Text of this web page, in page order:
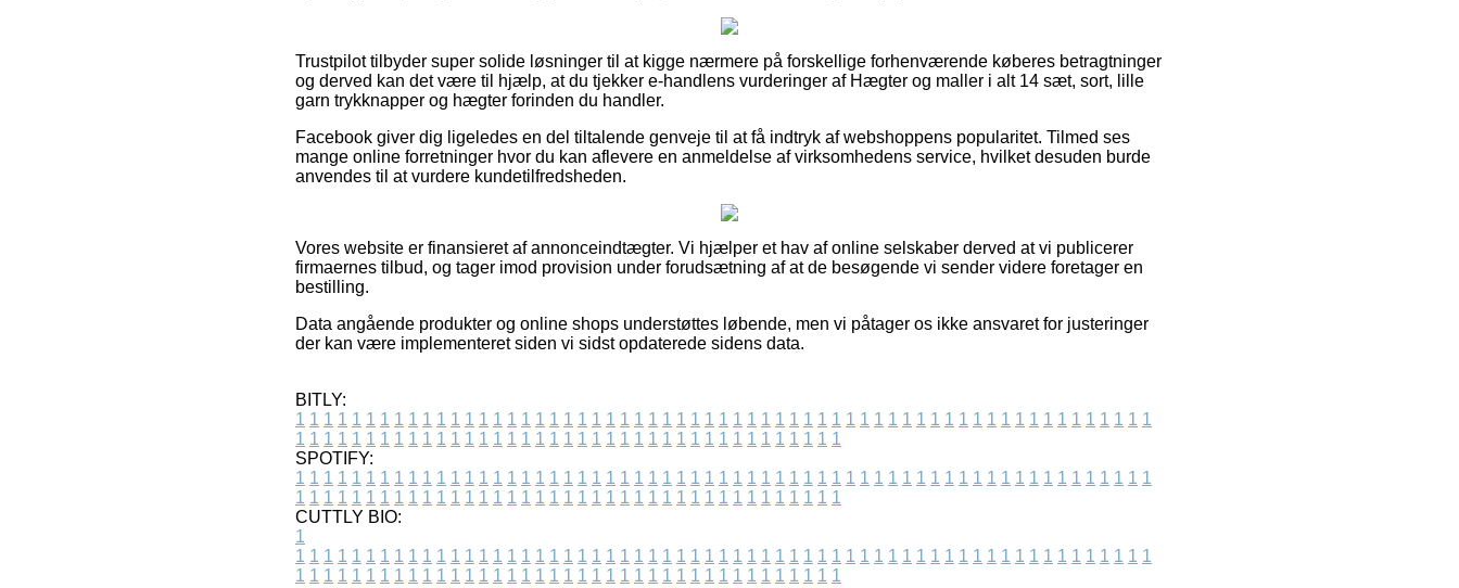
Trustpilot tilbyder super solide løsninger til at kigge nærmere på forskellige forhenværende køberes betragtninger
og derved kan det være til hjælp, at du tjekker e-handlens vurderinger af Hægter og maller i alt 14 sæt, sort, lille
garn trykknapper og hægter forinden du handler.
Facebook giver dig ligeledes en del tiltalende genveje til at få indtryk af webshoppens popularitet. Tilmed ses
mange online forretninger hvor du kan aflevere en anmeldelse af virksomhedens service, hvilket desuden burde
anvendes til at vurdere kundetilfredsheden.
Vores website er finansieret af annonceindtægter. Vi hjælper et hav af online selskaber derved at vi publicerer
firmaernes tilbud, og tager imod provision under forudsætning af at de besøgende vi sender videre foretager en
bestilling.
Data angående produkter og online shops understøttes løbende, men vi påtager os ikke ansvaret for justeringer
der kan være implementeret siden vi sidst opdaterede sidens data.
BITLY:
1 1 1 1 1 1 1 1 1 1 1 1 1 1 1 1 1 1 1 1 1 1 1 1 1 1 1 1 1 1 1 1 1 1 1 1 1 1 1 1 1 1 1 1 1 1 1 1 1 1 1 1 1 1 1 1 1 1 1 1 1
1 1 1 1 1 1 1 1 1 1 1 1 1 1 1 1 1 1 1 1 1 1 1 1 1 1 1 1 1 1 1 1 1 1 1 1 1 1 1
SPOTIFY:
1 1 1 1 1 1 1 1 1 1 1 1 1 1 1 1 1 1 1 1 1 1 1 1 1 1 1 1 1 1 1 1 1 1 1 1 1 1 1 1 1 1 1 1 1 1 1 1 1 1 1 1 1 1 1 1 1 1 1 1 1
1 1 1 1 1 1 1 1 1 1 1 1 1 1 1 1 1 1 1 1 1 1 1 1 1 1 1 1 1 1 1 1 1 1 1 1 1 1 1
CUTTLY BIO:
1
1 1 1 1 1 1 1 1 1 1 1 1 1 1 1 1 1 1 1 1 1 1 1 1 1 1 1 1 1 1 1 1 1 1 1 1 1 1 1 1 1 1 1 1 1 1 1 1 1 1 1 1 1 1 1 1 1 1 1 1 1
1 1 1 1 1 1 1 1 1 1 1 1 1 1 1 1 1 1 1 1 1 1 1 1 1 1 1 1 1 1 1 1 1 1 1 1 1 1 1